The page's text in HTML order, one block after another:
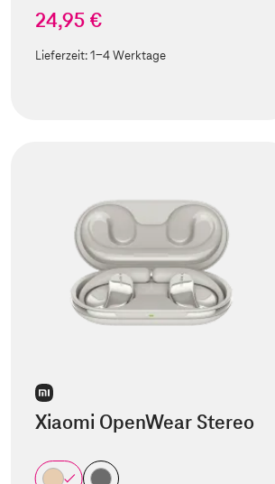
24,95 €
Lieferzeit:1-4 Werktage
Xiaomi OpenWear Stereo